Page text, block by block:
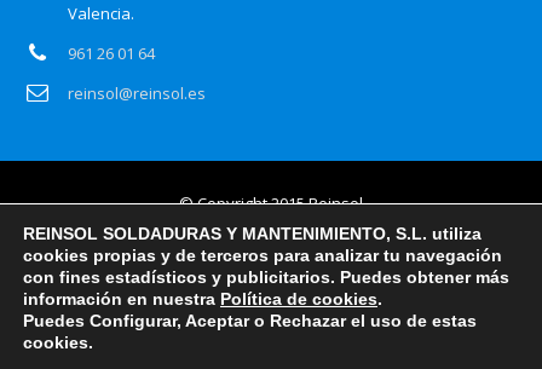
Valencia.
961 26 01 64
reinsol@reinsol.es
© Copyright 2015 Reinsol
Aviso legal
Política de privacidad
Certificado Auditoría Web
REINSOL SOLDADURAS Y MANTENIMIENTO, S.L. utiliza
cookies propias y de terceros para analizar tu navegación
con fines estadísticos y publicitarios. Puedes obtener más
información en nuestra Política de cookies.
Puedes Configurar, Aceptar o Rechazar el uso de estas
cookies.